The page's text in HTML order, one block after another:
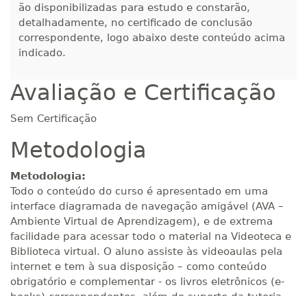
ão disponibilizadas para estudo e constarão,
detalhadamente, no certificado de conclusão
correspondente, logo abaixo deste conteúdo acima
indicado.
Avaliação e Certificação
Sem Certificação
Metodologia
Metodologia:
Todo o conteúdo do curso é apresentado em uma
interface diagramada de navegação amigável (AVA –
Ambiente Virtual de Aprendizagem), e de extrema
facilidade para acessar todo o material na Videoteca e
Biblioteca virtual. O aluno assiste às videoaulas pela
internet e tem à sua disposição – como conteúdo
obrigatório e complementar - os livros eletrônicos (e-